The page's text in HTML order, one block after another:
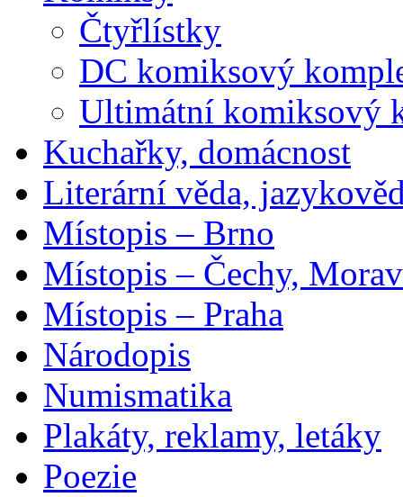
Čtyřlístky
DC komiksový
Ultimátní komiksový
Kuchařky, domácnost
Literární věda,
Místopis – Brno
Místopis – Čechy,
Místopis – Praha
Národopis
Numismatika
Plakáty, reklamy, letáky
Poezie